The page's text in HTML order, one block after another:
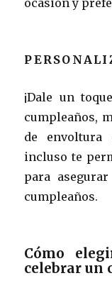
¡Dale un
cumpleaños,
de envoltura
incluso te
para
cumpleaños.
Cómo
celebrar un